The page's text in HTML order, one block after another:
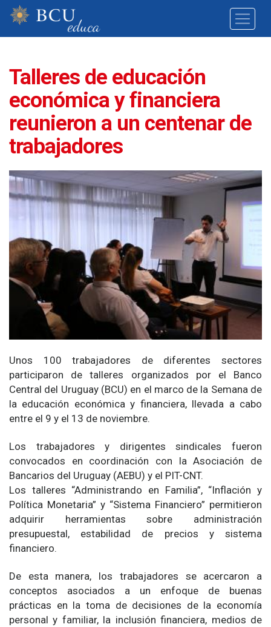
Talleres de educación
económica y financiera
reunieron a un centenar de
trabajadores
Unos 100 trabajadores de diferentes sectores
participaron de talleres organizados por el Banco
Central del Uruguay (BCU) en el marco de la Semana de
la educación económica y financiera, llevada a cabo
entre el 9 y el 13 de noviembre.
Los trabajadores y dirigentes sindicales fueron
convocados en coordinación con la Asociación de
Bancarios del Uruguay (AEBU) y el PIT-CNT.
Los talleres “Administrando en Familia”, “Inflación y
Política Monetaria” y “Sistema Financiero” permitieron
adquirir herramientas sobre administración
presupuestal, estabilidad de precios y sistema
financiero.
De esta manera, los trabajadores se acercaron a
conceptos asociados a un enfoque de buenas
prácticas en la toma de decisiones de la economía
personal y familiar, la inclusión financiera, medios de